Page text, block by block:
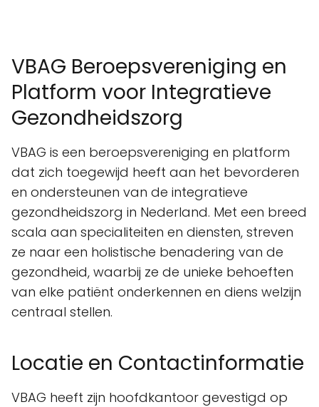
VBAG Beroepsvereniging en
Platform voor Integratieve
Gezondheidszorg
VBAG is een beroepsvereniging en platform
dat zich toegewijd heeft aan het bevorderen
en ondersteunen van de integratieve
gezondheidszorg in Nederland. Met een breed
scala aan specialiteiten en diensten, streven
ze naar een holistische benadering van de
gezondheid, waarbij ze de unieke behoeften
van elke patiënt onderkennen en diens welzijn
centraal stellen.
Locatie en Contactinformatie
VBAG heeft zijn hoofdkantoor gevestigd op